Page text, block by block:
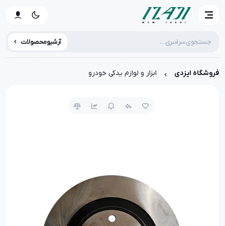
آرشیو محصولات
فروشگاه ایزدی ابزار و لوازم یدکی خودرو